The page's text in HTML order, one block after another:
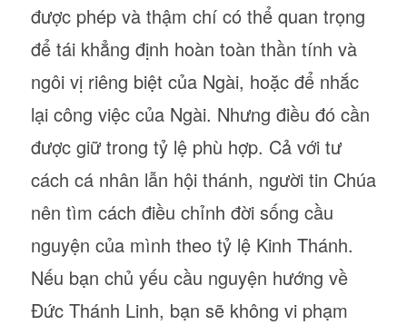
được phép và thậm chí có thể quan trọng
để tái khẳng định hoàn toàn thần tính và
ngôi vị riêng biệt của Ngài, hoặc để nhắc
lại công việc của Ngài. Nhưng điều đó cần
được giữ trong tỷ lệ phù hợp. Cả với tư
cách cá nhân lẫn hội thánh, người tin Chúa
nên tìm cách điều chỉnh đời sống cầu
nguyện của mình theo tỷ lệ Kinh Thánh.
Nếu bạn chủ yếu cầu nguyện hướng về
Đức Thánh Linh, bạn sẽ không vi phạm